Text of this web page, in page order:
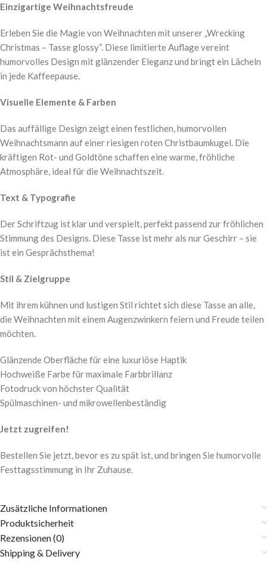
Einzigartige Weihnachtsfreude
Erleben Sie die Magie von Weihnachten mit unserer „Wrecking
Christmas – Tasse glossy“. Diese limitierte Auflage vereint
humorvolles Design mit glänzender Eleganz und bringt ein Lächeln
in jede Kaffeepause.
Visuelle Elemente & Farben
Das auffällige Design zeigt einen festlichen, humorvollen
Weihnachtsmann auf einer riesigen roten Christbaumkugel. Die
kräftigen Rot- und Goldtöne schaffen eine warme, fröhliche
Atmosphäre, ideal für die Weihnachtszeit.
Text & Typografie
Der Schriftzug ist klar und verspielt, perfekt passend zur fröhlichen
Stimmung des Designs. Diese Tasse ist mehr als nur Geschirr – sie
ist ein Gesprächsthema!
Stil & Zielgruppe
Mit ihrem kühnen und lustigen Stil richtet sich diese Tasse an alle,
die Weihnachten mit einem Augenzwinkern feiern und Freude teilen
möchten.
Glänzende Oberfläche für eine luxuriöse Haptik
Hochweiße Farbe für maximale Farbbrillanz
Fotodruck von höchster Qualität
Spülmaschinen- und mikrowellenbeständig
Jetzt zugreifen!
Bestellen Sie jetzt, bevor es zu spät ist, und bringen Sie humorvolle
Festtagsstimmung in Ihr Zuhause.
Zusätzliche Informationen
Produktsicherheit
Rezensionen (0)
Shipping & Delivery